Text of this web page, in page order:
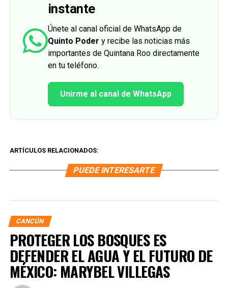
instante
Únete al canal oficial de WhatsApp de
Quinto Poder y recibe las noticias más
importantes de Quintana Roo directamente
en tu teléfono.
Unirme al canal de WhatsApp
ARTÍCULOS RELACIONADOS:
PUEDE INTERESARTE
CANCÚN
PROTEGER LOS BOSQUES ES
DEFENDER EL AGUA Y EL FUTURO DE
MÉXICO: MARYBEL VILLEGAS